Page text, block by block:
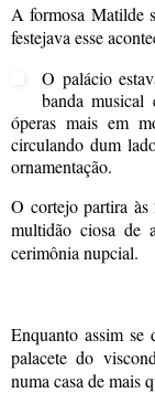
A formosa Matilde
festejava esse
O palácio
banda musical
óperas mais em
circulando dum
ornamentação.
O cortejo partira às
multidão ciosa de
cerimônia nupcial.
Enquanto assim se
palacete do
numa casa de mais